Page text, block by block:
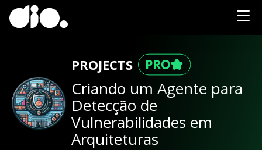
PROJECTS
Criando um Agente para
Detecção de
Vulnerabilidades em
Arquiteturas